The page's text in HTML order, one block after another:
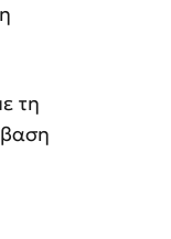
τη